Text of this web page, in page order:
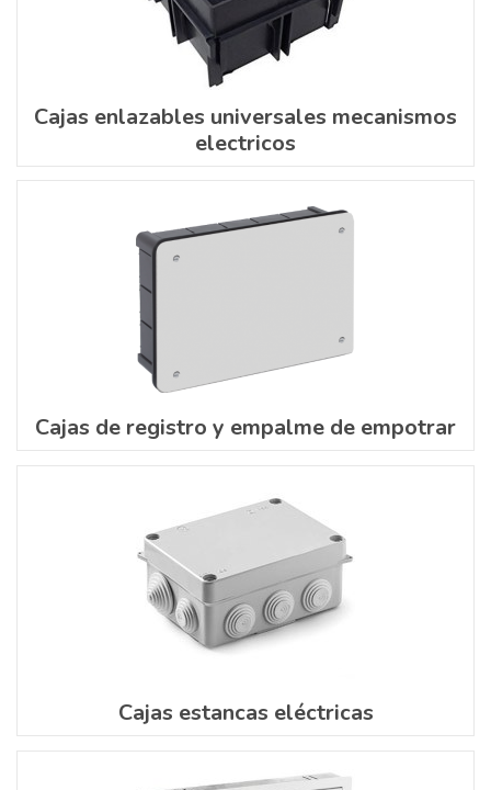
Cajas enlazables universales mecanismos
electricos
Cajas de registro y empalme de empotrar
Cajas estancas eléctricas